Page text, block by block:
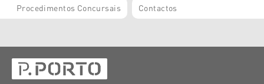
Procedimentos Concursais Contactos